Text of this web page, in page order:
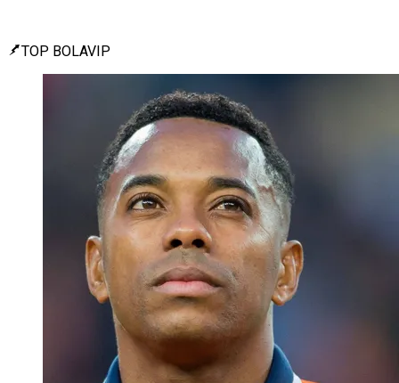
TOP BOLAVIP